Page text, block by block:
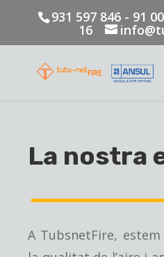
931 597 846 - 91
16
La nostra
A TubsnetFire,